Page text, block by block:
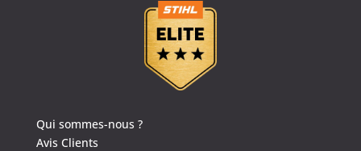
Qui sommes-nous ?
Avis Clients